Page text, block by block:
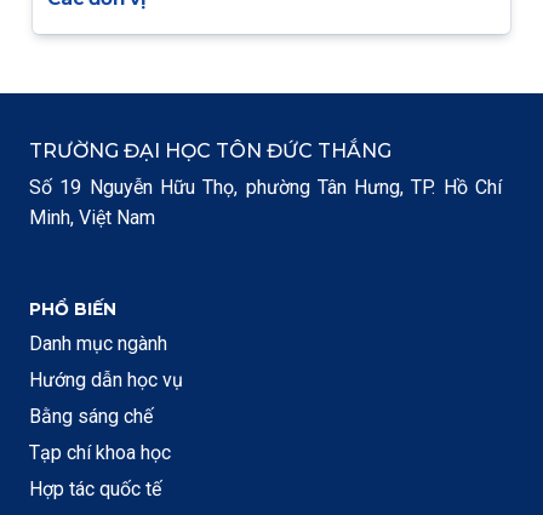
TRƯỜNG ĐẠI HỌC TÔN ĐỨC THẮNG
Số 19 Nguyễn Hữu Thọ, phường Tân Hưng, TP. Hồ Chí
Minh, Việt Nam
PHỔ BIẾN
Danh mục ngành
Hướng dẫn học vụ
Bằng sáng chế
Tạp chí khoa học
Hợp tác quốc tế